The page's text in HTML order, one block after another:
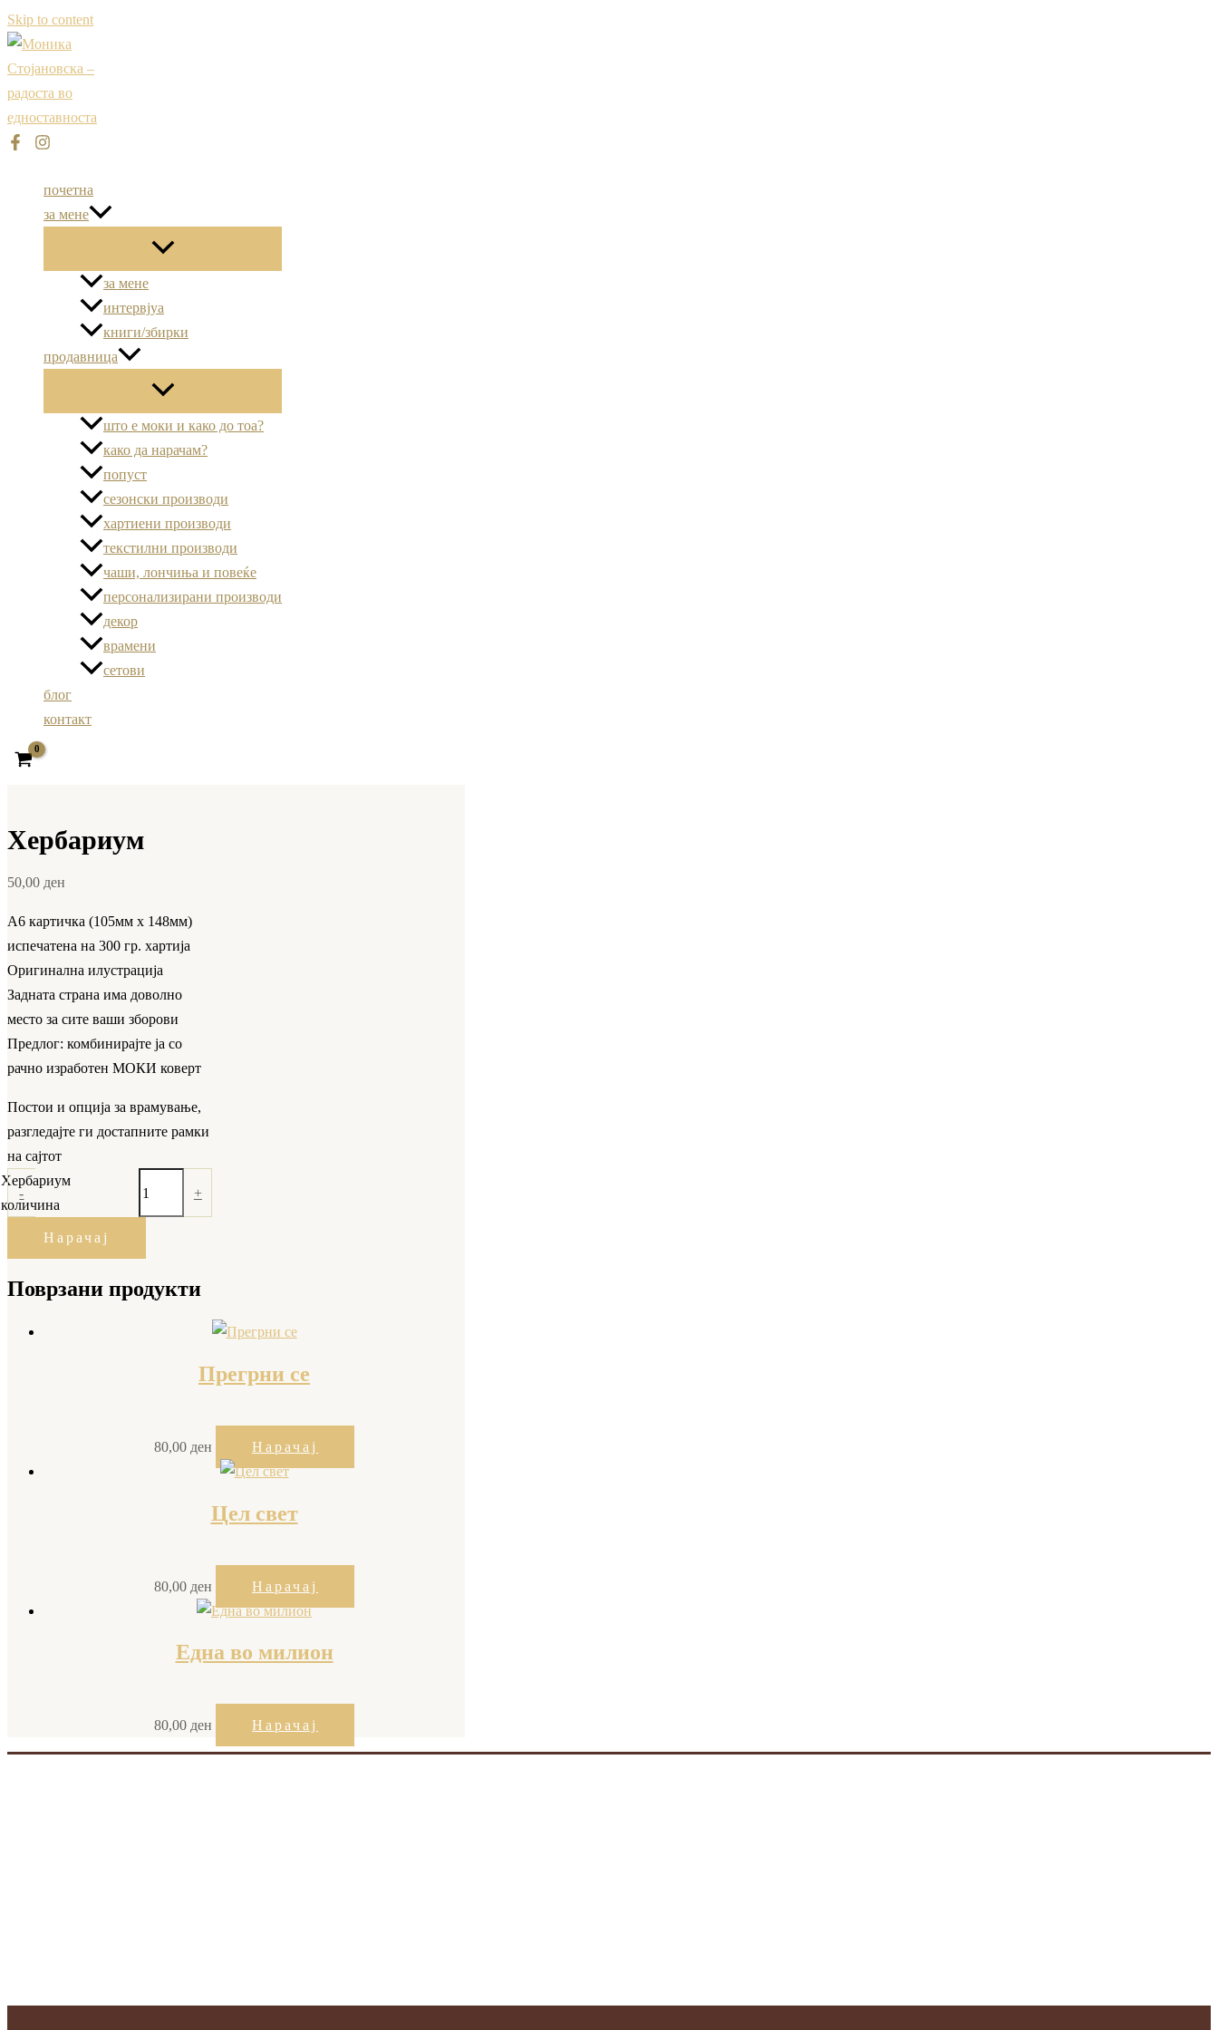
Skip to content
почетна
за мене
за мене
интервјуа
книги/збирки
продавница
што е моки и како до тоа?
како да нарачам?
попуст
сезонски производи
хартиени производи
текстилни производи
чаши, лончиња и повеќе
персонализирани производи
декор
врамени
сетови
блог
контакт
Хербариум
50,00 ден
А6 картичка (105мм х 148мм)
испечатена на 300 гр. хартија
Оригинална илустрација
Задната страна има доволно
место за сите ваши зборови
Предлог: комбинирајте ја со
рачно изработен МОКИ коверт
Постои и опција за врамување,
разгледајте ги достапните рамки
на сајтот
-
Хербариум
количина
+
Нарачај
Поврзани продукти
Прегрни се
80,00 ден Нарачај
Цел свет
80,00 ден Нарачај
Една во милион
80,00 ден Нарачај